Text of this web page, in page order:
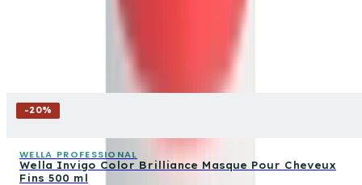
-20%
WELLA PROFESSIONAL
Wella Invigo Color Brilliance Masque Pour Cheveux
Fins 500 ml